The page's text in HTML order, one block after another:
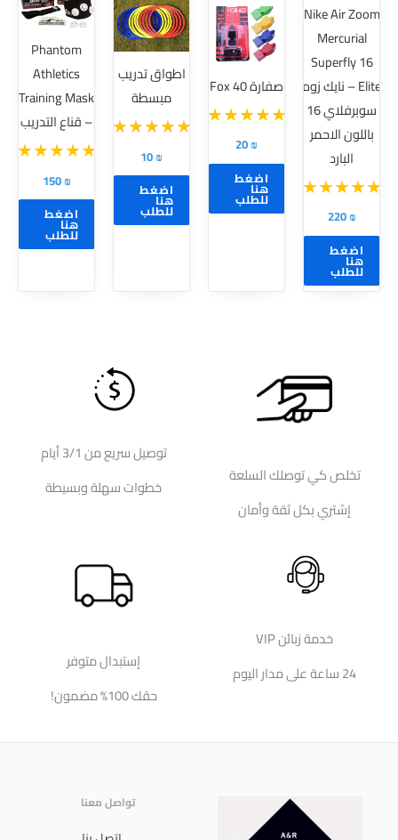
Nike Air Zoom
Mercurial
Superfly 16
Elite – نايك زوم
سوبرفلاي 16
باللون الاحمر
البارد
220₪
اضغط
هنا
للطلب
الأشكال
المختلفة
لهذا
المنتج.
يمكن
اختيار
الخيارات
على
صفحة
المنتج
صفارة Fox 40
20₪
اضغط
هنا
للطلب
اطواق تدريب
مبسطة
10₪
اضغط
هنا
للطلب
Phantom
Athletics
Training Mask
– قناع التدريب
150₪
اضغط
هنا
للطلب
تخلص كي توصلك السلعة
إشتري بكل ثقة وأمان
توصيل سريع من 3/1 أيام
خطوات سهلة وبسيطة
خدمة زبائن VIP
24 ساعة على مدار اليوم
إستبدال متوفر
حقك 100% مضمون!
تواصل معنا